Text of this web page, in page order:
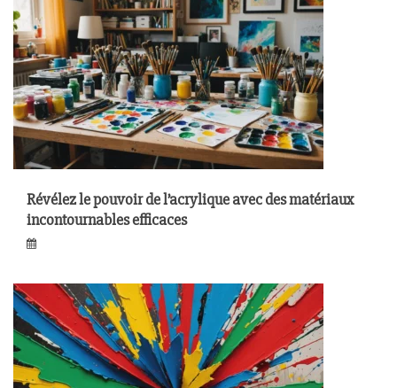
Révélez le pouvoir de l’acrylique avec des matériaux
incontournables efficaces